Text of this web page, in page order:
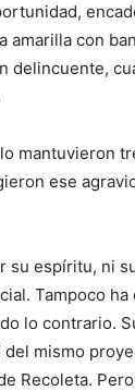
amarilla con
delincuente,
mantuvieron
ese
su espíritu, ni
Tampoco
lo contrario.
del mismo
Recoleta.